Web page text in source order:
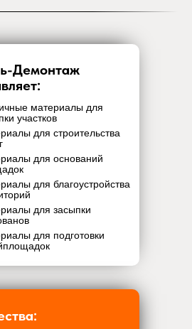
Демонтаж
материалы для
участков
для строительства
для оснований
для засыпки
для подготовки
для благоустройства